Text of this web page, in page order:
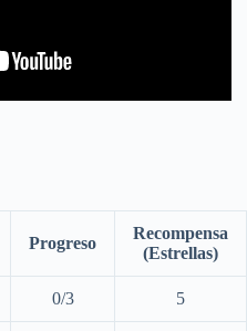
Progreso
Recompensa
(Estrellas)
0/3 5